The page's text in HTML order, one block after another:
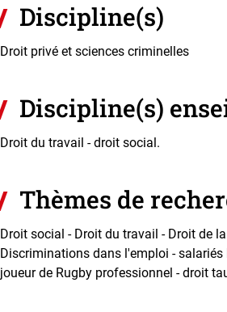
Discipline(s)
Droit privé et sciences criminelles
Discipline(s)
Droit du travail - droit social.
Thèmes de
Droit social - Droit du travail - Droit de
Discriminations dans l'emploi -
joueur de Rugby professionnel - droit